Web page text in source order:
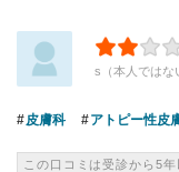
s（本人ではな
皮膚科 アトピー性皮
この口コミは受診から5年